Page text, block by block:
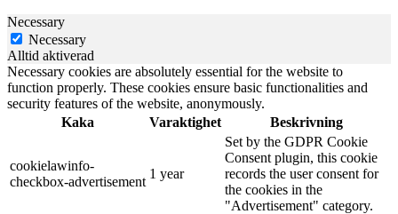
Necessary
Necessary
Alltid aktiverad
Necessary cookies are absolutely essential for the website to
function properly. These cookies ensure basic functionalities and
security features of the website, anonymously.
Kaka
Varaktighet Beskrivning
cookielawinfo-
checkbox-advertisement
1 year
Set by the GDPR Cookie
Consent plugin, this cookie
records the user consent for
the cookies in the
"Advertisement" category.